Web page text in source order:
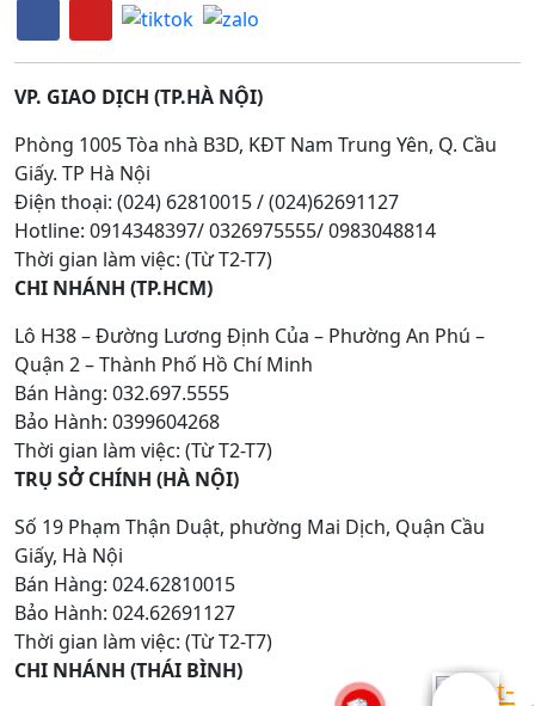
VP. GIAO DỊCH (TP.HÀ NỘI)
Phòng 1005 Tòa nhà B3D, KĐT Nam Trung Yên, Q. Cầu
Giấy. TP Hà Nội
Điện thoại: (024) 62810015 / (024)62691127
Hotline: 0914348397/ 0326975555/ 0983048814
Thời gian làm việc: (Từ T2-T7)
CHI NHÁNH (TP.HCM)
Lô H38 – Đường Lương Định Của – Phường An Phú –
Quận 2 – Thành Phố Hồ Chí Minh
Bán Hàng: 032.697.5555
Bảo Hành: 0399604268
Thời gian làm việc: (Từ T2-T7)
TRỤ SỞ CHÍNH (HÀ NỘI)
Số 19 Phạm Thận Duật, phường Mai Dịch, Quận Cầu
Giấy, Hà Nội
Bán Hàng: 024.62810015
Bảo Hành: 024.62691127
Thời gian làm việc: (Từ T2-T7)
CHI NHÁNH (THÁI BÌNH)